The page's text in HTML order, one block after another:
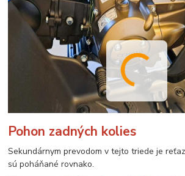
Pohon zadných kolies
Sekundárnym prevodom v tejto triede je
sú poháňané rovnako.